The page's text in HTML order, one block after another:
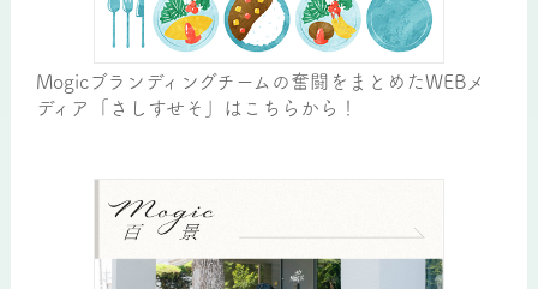
Mogicブランディングチームの奮闘をまとめたWEBメ
ディア「さしすせそ」はこちらから！